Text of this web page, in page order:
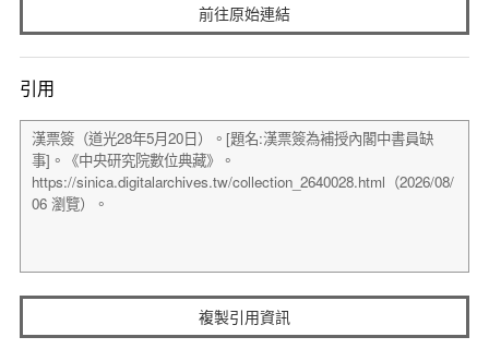
前往原始連結
引用
複製引用資訊